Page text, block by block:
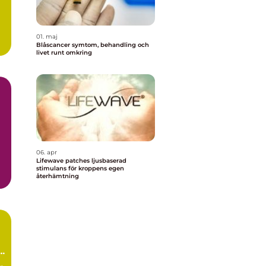
01. maj
Blåscancer symtom, behandling och
livet runt omkring
06. apr
Lifewave patches ljusbaserad
stimulans för kroppens egen
återhämtning